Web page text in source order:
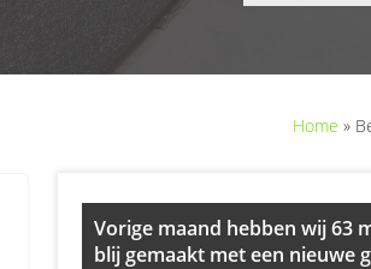
Home »
Primary
Sidebar
Vorige maand hebben wij 63
blij gemaakt met een nieuwe